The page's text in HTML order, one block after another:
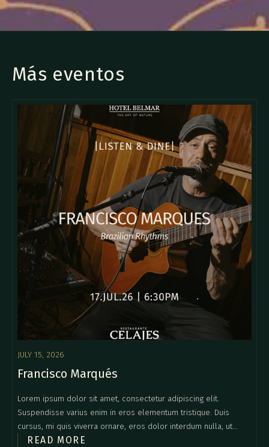
Más eventos
JULY 15, 2026
Francisco Marqués
Lorem ipsum dolor sit amet, consectetur adipiscing elit.
Suspendisse varius enim in eros elementum tristique. Duis
cursus, mi quis viverra ornare, eros dolor interdum nulla, ut
commodo diam libero vitae erat. Aenean faucibus nibh et justo
READ MORE